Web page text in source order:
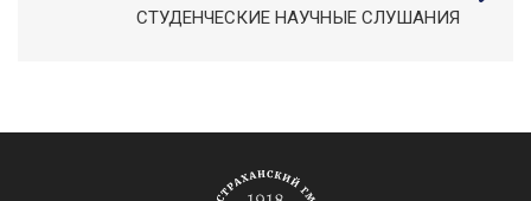
СТУДЕНЧЕСКИЕ НАУЧНЫЕ СЛУШАНИЯ